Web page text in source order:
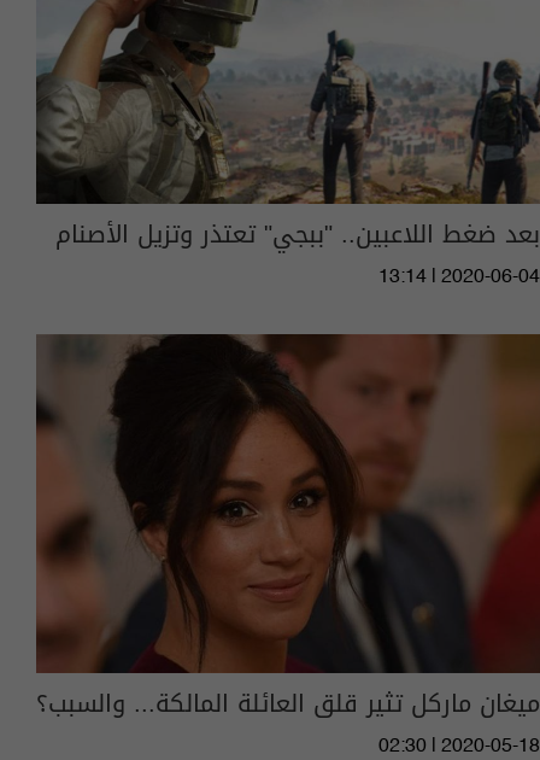
بعد ضغط اللاعبين.. "ببجي" تعتذر وتزيل الأصنام
13:14 | 2020-06-04
ميغان ماركل تثير قلق العائلة المالكة... والسبب؟
02:30 | 2020-05-18